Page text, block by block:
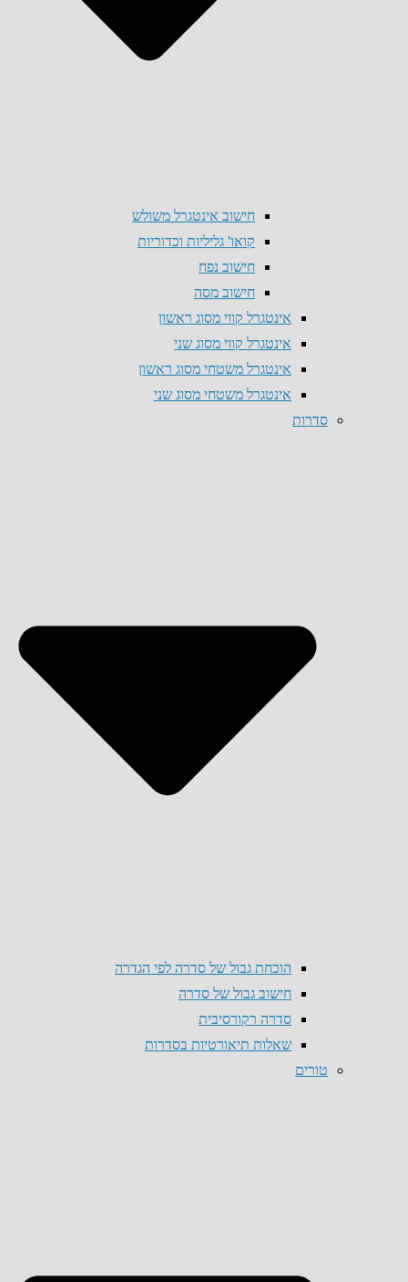
חישוב אינטגרל משולש
קואו' גליליות וכדוריות
חישוב נפח
חישוב מסה
אינטגרל קווי מסוג ראשון
אינטגרל קווי מסוג שני
אינטגרל משטחי מסוג ראשון
אינטגרל משטחי מסוג שני
סדרות
הוכחת גבול של סדרה לפי הגדרה
חישוב גבול של סדרה
סדרה רקורסיבית
שאלות תיאורטיות בסדרות
טורים